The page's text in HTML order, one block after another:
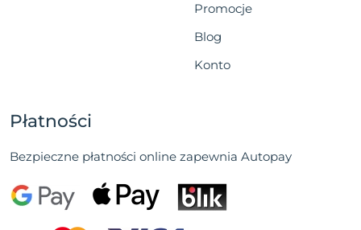
Promocje
Blog
Konto
Płatności
Bezpieczne płatności online zapewnia Autopay